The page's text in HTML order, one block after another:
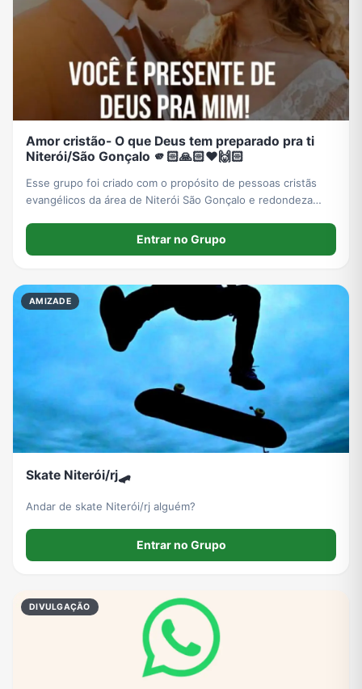
Grupos de Lula no Whatsapp Divulgação Shitpost Grupos de WhatsApp de Kpop
Grupos de WhatsApp de Roblox Grupos de WhatsApp de Now United
Grupos de Caminhão no WhatsApp Grupos de WhatsApp do BBB 23 Grupos de WhatsApp Evangélicos
Grupos de WhatsApp do BBB 25 Grupos de WhatsApp de Blox Fruits
Amor cristão- O que Deus tem preparado pra ti
Niterói/São Gonçalo 🫵🏻🙏🏻❤️🙌🏻
Esse grupo foi criado com o propósito de pessoas cristãs
evangélicos da área de Niterói São Gonçalo e redondeza
Entrar no Grupo
AMIZADE
Skate Niterói/rj🛹
Andar de skate Niterói/rj alguém?
Entrar no Grupo
DIVULGAÇÃO